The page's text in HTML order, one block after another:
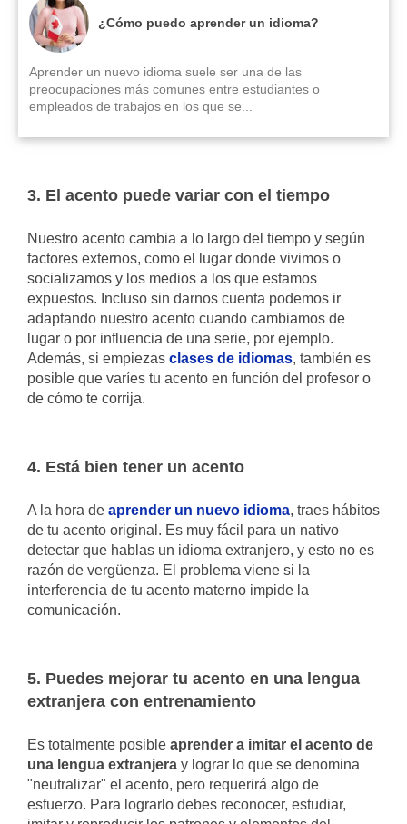
¿Cómo puedo aprender un idioma?
Aprender un nuevo idioma suele ser una de las
preocupaciones más comunes entre estudiantes o
empleados de trabajos en los que se...
3. El acento puede variar con el tiempo
Nuestro acento cambia a lo largo del tiempo y según
factores externos, como el lugar donde vivimos o
socializamos y los medios a los que estamos
expuestos. Incluso sin darnos cuenta podemos ir
adaptando nuestro acento cuando cambiamos de
lugar o por influencia de una serie, por ejemplo.
Además, si empiezas clases de idiomas, también es
posible que varíes tu acento en función del profesor o
de cómo te corrija.
4. Está bien tener un acento
A la hora de aprender un nuevo idioma, traes hábitos
de tu acento original. Es muy fácil para un nativo
detectar que hablas un idioma extranjero, y esto no es
razón de vergüenza. El problema viene si la
interferencia de tu acento materno impide la
comunicación.
5. Puedes mejorar tu acento en una lengua
extranjera con entrenamiento
Es totalmente posible aprender a imitar el acento de
una lengua extranjera y lograr lo que se denomina
"neutralizar" el acento, pero requerirá algo de
esfuerzo. Para lograrlo debes reconocer, estudiar,